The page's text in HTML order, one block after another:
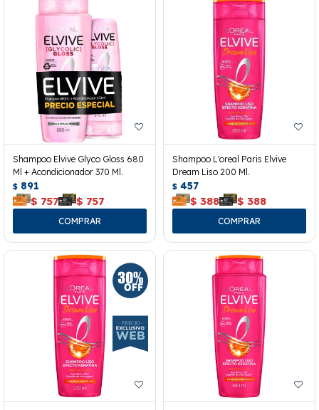
Shampoo Elvive Glyco Gloss 680
Ml + Acondicionador 370 Ml.
$ 891
$ 757 $ 757
Shampoo L'oreal Paris Elvive
Dream Liso 200 Ml.
$ 457
$ 388 $ 388